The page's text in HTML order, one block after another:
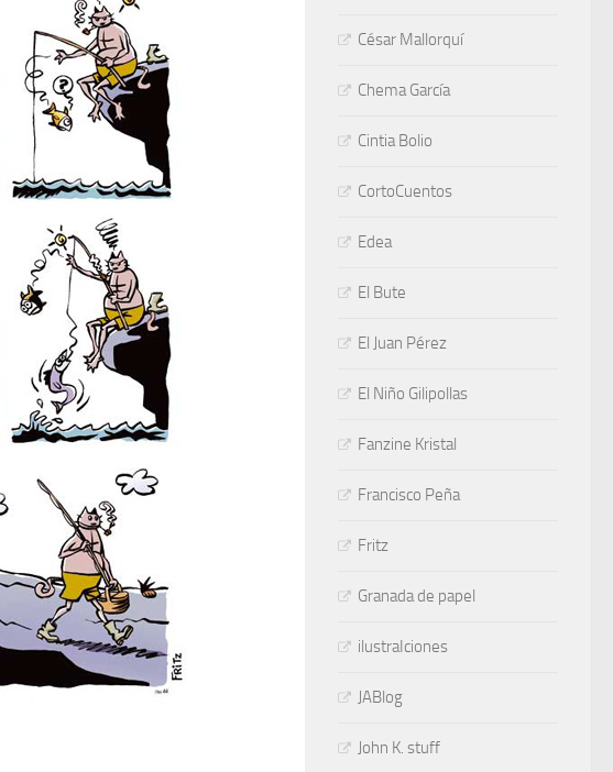
César Mallorquí
Chema García
Cintia Bolio
CortoCuentos
Edea
El Bute
El Juan Pérez
El Niño Gilipollas
Fanzine Kristal
Francisco Peña
Fritz
Granada de papel
ilustraIciones
JABlog
John K. stuff